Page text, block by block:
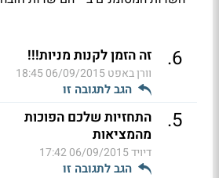
6
. זה הזמן לקנות מניות!!!
וורן באפט06/09/2015 18:45
הגב לתגובה זו
5
.
התחזיות שלכם הפוכות
מהמציאות
דיויד06/09/2015 17:42
הגב לתגובה זו